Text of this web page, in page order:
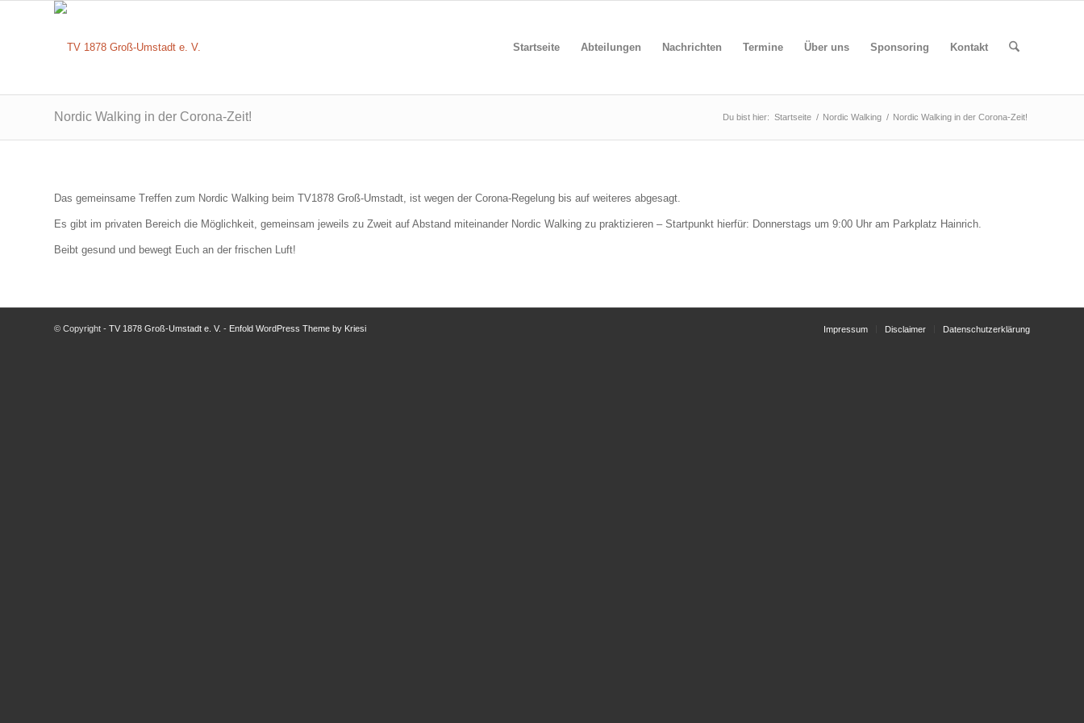
Startseite Abteilungen Nachrichten Termine Über uns Sponsoring Kontakt
Nordic Walking in der Corona-Zeit! Du bist hier: Startseite / Nordic Walking / Nordic Walking in der Corona-Zeit!
Das gemeinsame Treffen zum Nordic Walking beim TV1878 Groß-Umstadt, ist wegen der Corona-Regelung bis auf weiteres abgesagt.
Es gibt im privaten Bereich die Möglichkeit, gemeinsam jeweils zu Zweit auf Abstand miteinander Nordic Walking zu praktizieren – Startpunkt hierfür: Donnerstags um 9:00 Uhr am Parkplatz Hainrich.
Beibt gesund und bewegt Euch an der frischen Luft!
© Copyright - TV 1878 Groß-Umstadt e. V. - Enfold WordPress Theme by Kriesi Impressum Disclaimer Datenschutzerklärung